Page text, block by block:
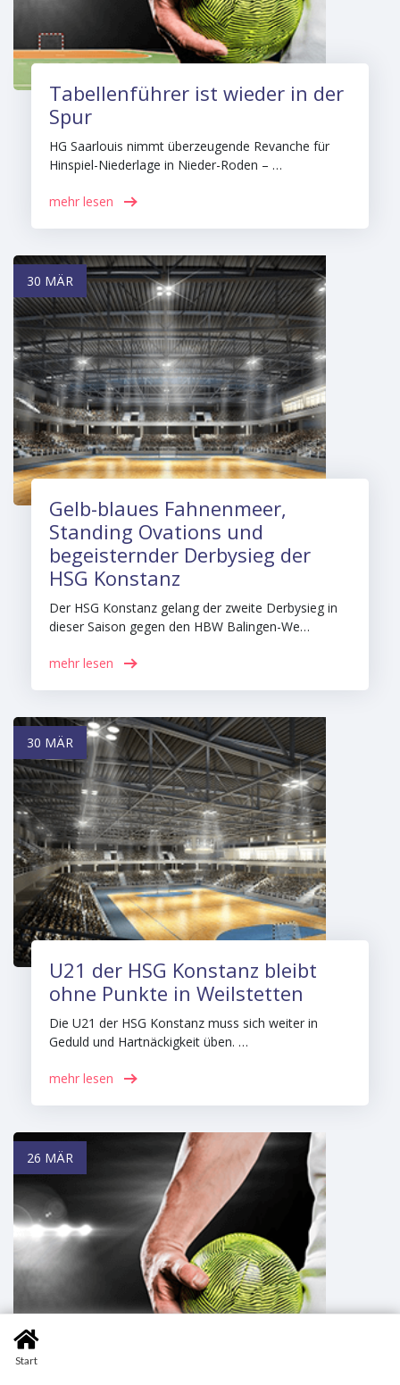
Tabellenführer ist wieder in der
Spur
HG Saarlouis nimmt überzeugende Revanche für
Hinspiel-Niederlage in Nieder-Roden – …
mehr lesen
30 MÄR
Gelb-blaues Fahnenmeer,
Standing Ovations und
begeisternder Derbysieg der
HSG Konstanz
Der HSG Konstanz gelang der zweite Derbysieg in
dieser Saison gegen den HBW Balingen-We…
mehr lesen
30 MÄR
U21 der HSG Konstanz bleibt
ohne Punkte in Weilstetten
Die U21 der HSG Konstanz muss sich weiter in
Geduld und Hartnäckigkeit üben. …
mehr lesen
26 MÄR
Start